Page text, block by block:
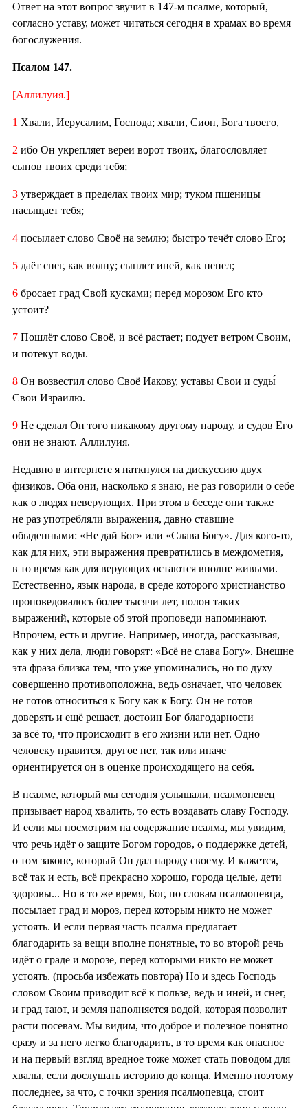
Ответ на этот вопрос звучит в 147-м псалме, который,
согласно уставу, может читаться сегодня в храмах во время
богослужения.
Псалом 147.
[Аллилуия.]
1 Хвали, Иерусалим, Господа; хвали, Сион, Бога твоего,
2 ибо Он укрепляет вереи ворот твоих, благословляет
сынов твоих среди тебя;
3 утверждает в пределах твоих мир; туком пшеницы
насыщает тебя;
4 посылает слово Своё на землю; быстро течёт слово Его;
5 даёт снег, как волну; сыплет иней, как пепел;
6 бросает град Свой кусками; перед морозом Его кто
устоит?
7 Пошлёт слово Своё, и всё растает; подует ветром Своим,
и потекут воды.
8 Он возвестил слово Своё Иакову, уставы Свои и суды́
Свои Израилю.
9 Не сделал Он того никакому другому народу, и судов Его
они не знают. Аллилуия.
Недавно в интернете я наткнулся на дискуссию двух
физиков. Оба они, насколько я знаю, не раз говорили о себе
как о людях неверующих. При этом в беседе они также
не раз употребляли выражения, давно ставшие
обыденными: «Не дай Бог» или «Слава Богу». Для кого-то,
как для них, эти выражения превратились в междометия,
в то время как для верующих остаются вполне живыми.
Естественно, язык народа, в среде которого христианство
проповедовалось более тысячи лет, полон таких
выражений, которые об этой проповеди напоминают.
Впрочем, есть и другие. Например, иногда, рассказывая,
как у них дела, люди говорят: «Всё не слава Богу». Внешне
эта фраза близка тем, что уже упоминались, но по духу
совершенно противоположна, ведь означает, что человек
не готов относиться к Богу как к Богу. Он не готов
доверять и ещё решает, достоин Бог благодарности
за всё то, что происходит в его жизни или нет. Одно
человеку нравится, другое нет, так или иначе
ориентируется он в оценке происходящего на себя.
В псалме, который мы сегодня услышали, псалмопевец
призывает народ хвалить, то есть воздавать славу Господу.
И если мы посмотрим на содержание псалма, мы увидим,
что речь идёт о защите Богом городов, о поддержке детей,
о том законе, который Он дал народу своему. И кажется,
всё так и есть, всё прекрасно хорошо, города целые, дети
здоровы... Но в то же время, Бог, по словам псалмопевца,
посылает град и мороз, перед которым никто не может
устоять. И если первая часть псалма предлагает
благодарить за вещи вполне понятные, то во второй речь
идёт о граде и морозе, перед которыми никто не может
устоять. (просьба избежать повтора) Но и здесь Господь
словом Своим приводит всё к пользе, ведь и иней, и снег,
и град тают, и земля наполняется водой, которая позволит
расти посевам. Мы видим, что доброе и полезное понятно
сразу и за него легко благодарить, в то время как опасное
и на первый взгляд вредное тоже может стать поводом для
хвалы, если дослушать историю до конца. Именно поэтому
последнее, за что, с точки зрения псалмопевца, стоит